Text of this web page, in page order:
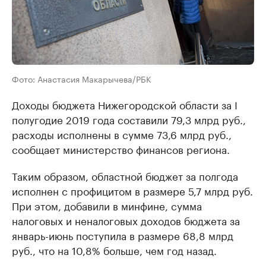
Фото: Анастасия Макарычева/РБК
Доходы бюджета Нижегородской области за I
полугодие 2019 года составили 79,3 млрд руб.,
расходы исполнены в сумме 73,6 млрд руб.,
сообщает министерство финансов региона.
Таким образом, областной бюджет за полгода
исполнен с профицитом в размере 5,7 млрд руб.
При этом, добавили в минфине, сумма
налоговых и неналоговых доходов бюджета за
январь-июнь поступила в размере 68,8 млрд
руб., что на 10,8% больше, чем год назад.